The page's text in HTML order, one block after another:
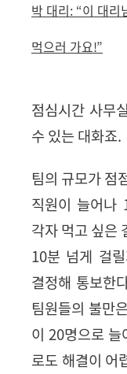
박 대리: “이 대리
먹으러 가요!”
점심시간 사무
수 있는 대화죠.
팀의 규모가 점
직원이 늘어나
각자 먹고 싶은
10분 넘게 걸
결정해 통보한
팀원들의 불만
이 20명으로
로도 해결이 어